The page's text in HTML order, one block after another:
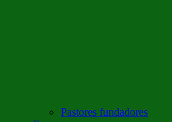
Pastores fundadores